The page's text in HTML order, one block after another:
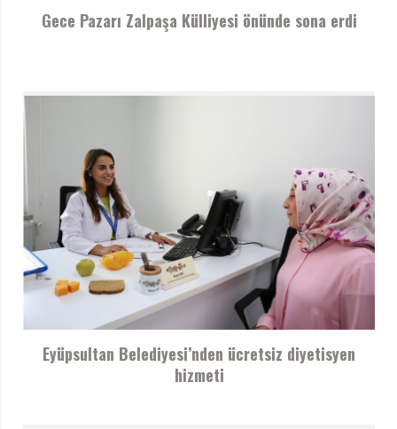
Gece Pazarı Zalpaşa Külliyesi önünde sona erdi
Eyüpsultan Belediyesi’nden ücretsiz diyetisyen
hizmeti